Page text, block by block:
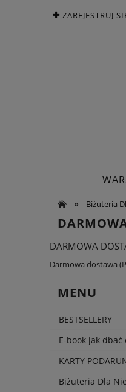
ZAREJESTRUJ
» Biżuteria
DARMOWA
Darmowa dostawa
MENU
BESTSELLERY
E-book jak
KARTY
Biżuteria Dla